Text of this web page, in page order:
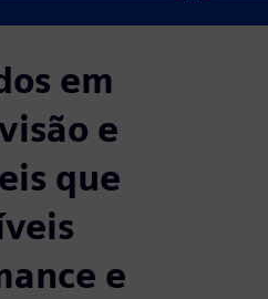
em
e
que
e